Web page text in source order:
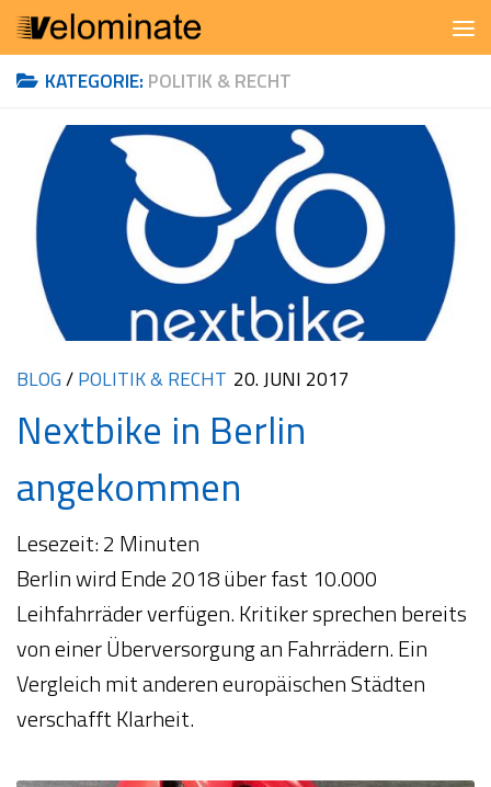
Zum Inhalt springen
KATEGORIE: POLITIK & RECHT
BLOG/POLITIK & RECHT 20. JUNI 2017
Nextbike in Berlin
angekommen
Lesezeit:2 Minuten
Berlin wird Ende 2018 über fast 10.000
Leihfahrräder verfügen. Kritiker sprechen bereits
von einer Überversorgung an Fahrrädern. Ein
Vergleich mit anderen europäischen Städten
verschafft Klarheit.